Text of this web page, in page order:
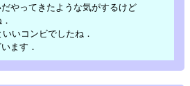
やってきたような気がするけど
いコンビでしたね．
ます．